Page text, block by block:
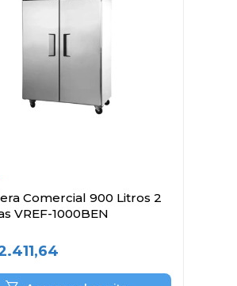
Comercial 900 Litros 2
VREF-1000BEN